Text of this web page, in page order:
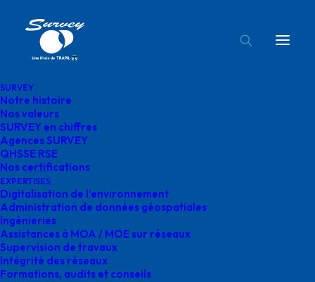
SURVEY
Notre histoire
Nos valeurs
SURVEY en chiffres
Agences SURVEY
QHSSE RSE
Nos certifications
EXPERTISES
Digitalisation de l’environnement
Administration de données géospatiales
Ingénieries
Assistances à MOA / MOE sur réseaux
Supervision de travaux
Intégrité des réseaux
Formations, audits et conseils
Accueil
agence metz survey